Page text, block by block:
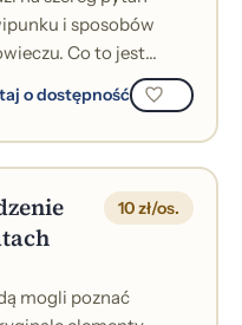
i sposobów
Co to jest
o...
o dostępność
10 zł/os.
mogli poznać